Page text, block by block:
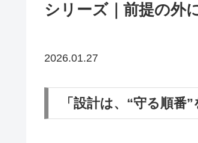
シリーズ｜前提の外
2026.01.27
「設計は、“守る順番